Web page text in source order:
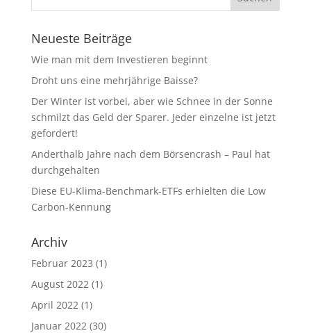
Neueste Beiträge
Wie man mit dem Investieren beginnt
Droht uns eine mehrjährige Baisse?
Der Winter ist vorbei, aber wie Schnee in der Sonne
schmilzt das Geld der Sparer. Jeder einzelne ist jetzt
gefordert!
Anderthalb Jahre nach dem Börsencrash – Paul hat
durchgehalten
Diese EU-Klima-Benchmark-ETFs erhielten die Low
Carbon-Kennung
Archiv
Februar 2023 (1)
August 2022(1)
April 2022(1)
Januar 2022(30)